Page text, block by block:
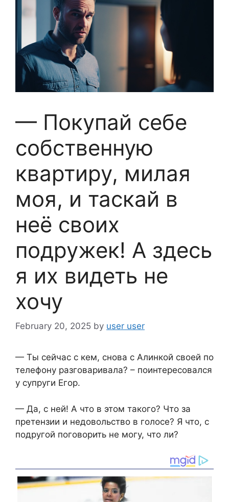
— Покупай себе
собственную
квартиру, милая
моя, и таскай в
неё своих
подружек! А здесь
я их видеть не
хочу
February 20, 2025 by user user
— Ты сейчас с кем, снова с Алинкой своей по
телефону разговаривала? – поинтересовался
у супруги Егор.
— Да, с ней! А что в этом такого? Что за
претензии и недовольство в голосе? Я что, с
подругой поговорить не могу, что ли?